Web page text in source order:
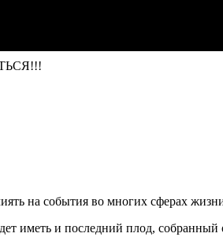
на события во многих сферах
иметь и последний плод, собранный